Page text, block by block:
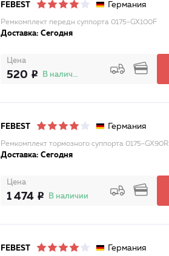
FEBEST Германия
Ремкомплект передн суппорта 0175-GX100F
Доставка: Сегодня
Цена
520 В наличии
FEBEST Германия
Ремкомплект тормозного суппорта 0175-GX90R
Доставка: Сегодня
Цена
1 474 В наличии
FEBEST Германия